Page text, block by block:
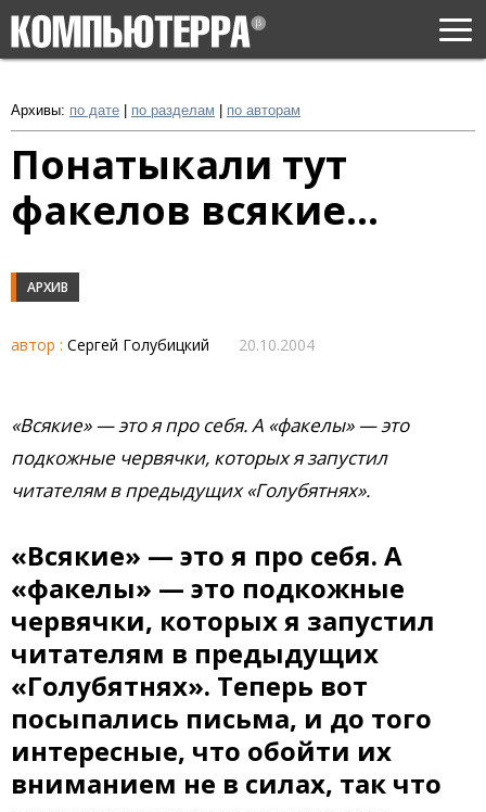
Архивы: по дате по разделам по авторам
Понатыкали тут
факелов всякие…
АРХИВ
автор : Сергей Голубицкий 20.10.2004
«Всякие» — это я про себя. А «факелы» — это
подкожные червячки, которых я запустил
читателям в предыдущих «Голубятнях».
«Всякие» — это я про себя. А
«факелы» — это подкожные
червячки, которых я запустил
читателям в предыдущих
«Голубятнях». Теперь вот
посыпались письма, и до того
интересные, что обойти их
вниманием не в силах, так что